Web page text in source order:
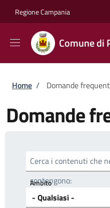
Regione Campania
Comune di
Briciole di
Home / Domande
Domande
Cerca i contenuti che
contengono:
Ambito